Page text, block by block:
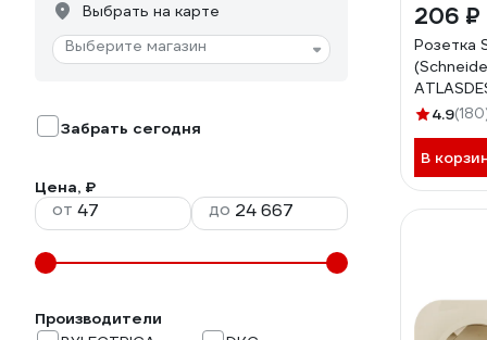
Выбрать на карте
Выберите магазин
Забрать сегодня
Цена, ₽
от до
Производители
206 ₽
Розетка
4.9
В